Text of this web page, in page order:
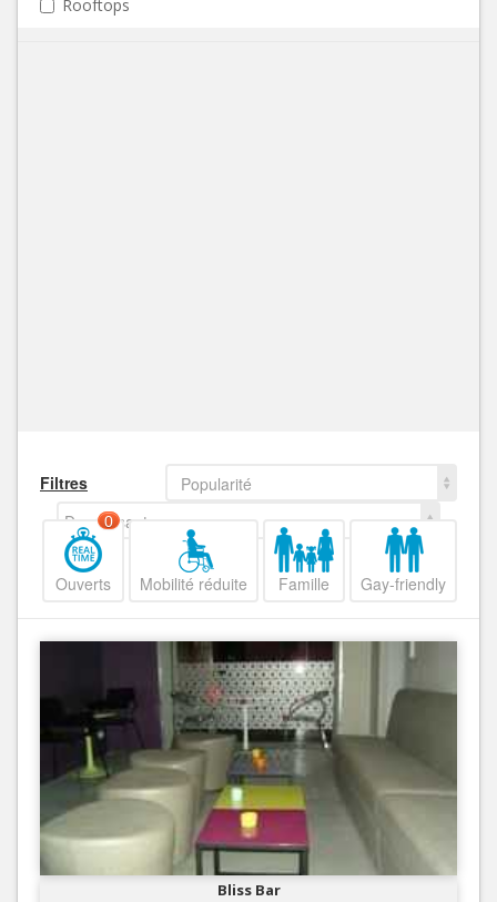
Rooftops
Filtres
Popularité
Decroissant
Ouverts
0
Mobilité réduite Famille Gay-friendly
Bliss Bar